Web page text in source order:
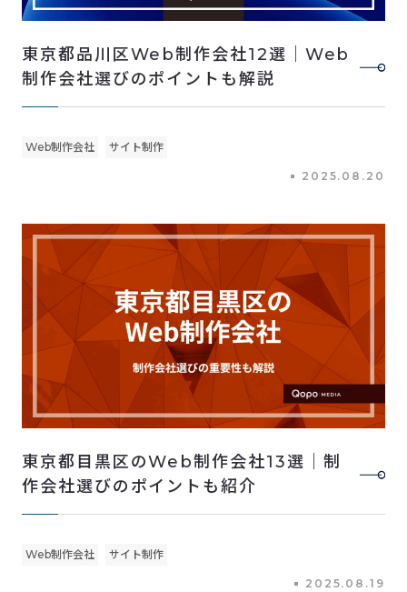
東京都品川区Web制作会社12選｜Web
制作会社選びのポイントも解説
Web制作会社 サイト制作
2025.08.20
東京都目黒区のWeb制作会社13選｜制
作会社選びのポイントも紹介
Web制作会社 サイト制作
2025.08.19